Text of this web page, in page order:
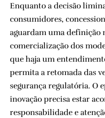
Enquanto a decisão
consumidores,
aguardam uma definição
comercialização dos
que haja um
permita a retomada das
segurança regulatória. O
inovação precisa estar
responsabilidade e